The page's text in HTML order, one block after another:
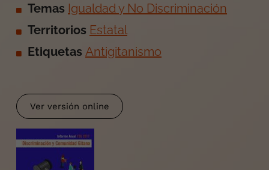
Temas Igualdad y No Discriminación
Territorios Estatal
Etiquetas Antigitanismo
Ver versión online